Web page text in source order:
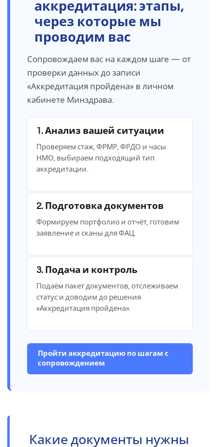
аккредитация: этапы,
через которые мы
проводим вас
Сопровождаем вас на каждом шаге — от
проверки данных до записи
«Аккредитация пройдена» в личном
кабинете Минздрава.
1. Анализ вашей ситуации
Проверяем стаж, ФРМР, ФРДО и часы
НМО, выбираем подходящий тип
аккредитации.
2. Подготовка документов
Формируем портфолио и отчёт, готовим
заявление и сканы для ФАЦ.
3. Подача и контроль
Подаём пакет документов, отслеживаем
статус и доводим до решения
«Аккредитация пройдена».
Пройти аккредитацию по шагам с
сопровождением
Какие документы нужны